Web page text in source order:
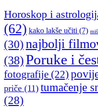
Horoskop i
(62) kako lakše učiti (7)
(30) najbolji
(38)Poruke i
fotografije (22)
priče (11) tumačenje
(28)